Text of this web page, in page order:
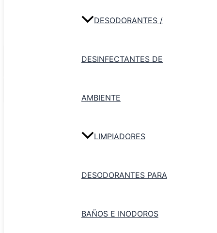
DESODORANTES /
DESINFECTANTES DE
AMBIENTE
LIMPIADORES
DESODORANTES PARA
BAÑOS E INODOROS